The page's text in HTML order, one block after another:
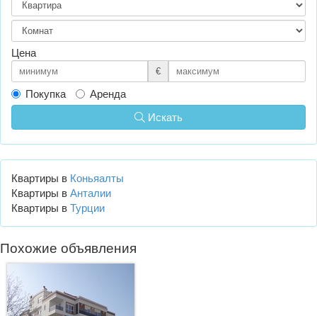
Цена
€
Покупка
Аренда
Искать
Квартиры в Коньяалты
Квартиры в Анталии
Квартиры в Турции
Похожие объявления